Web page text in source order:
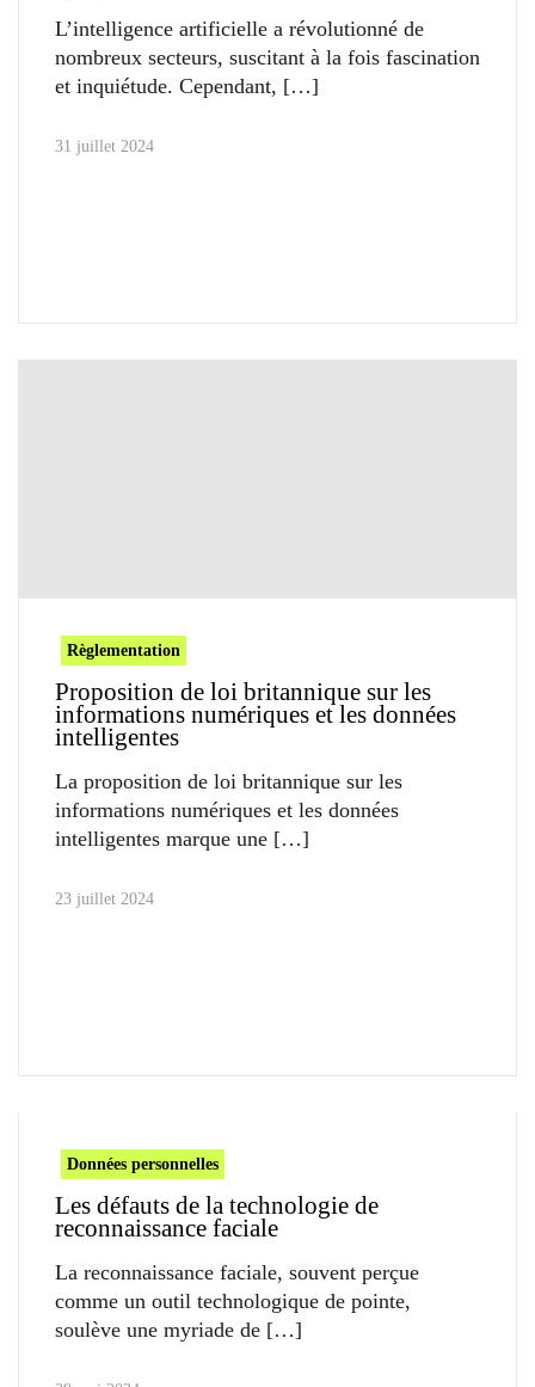
L’intelligence artificielle a révolutionné de
nombreux secteurs, suscitant à la fois fascination
et inquiétude. Cependant,
31 juillet 2024
Règlementation
Proposition de loi britannique sur les
informations numériques et les données
intelligentes
La proposition de loi britannique sur les
informations numériques et les données
intelligentes marque une
23 juillet 2024
Données personnelles
Les défauts de la technologie de
reconnaissance faciale
La reconnaissance faciale, souvent perçue
comme un outil technologique de pointe,
soulève une myriade de